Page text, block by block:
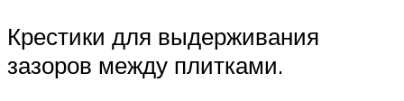
Крестики для выдерживания
зазоров между плитками.